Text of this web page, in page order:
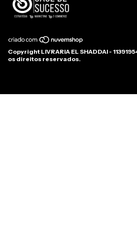
Copyright LIVRARIA EL SHADDAI -
os direitos reservados.